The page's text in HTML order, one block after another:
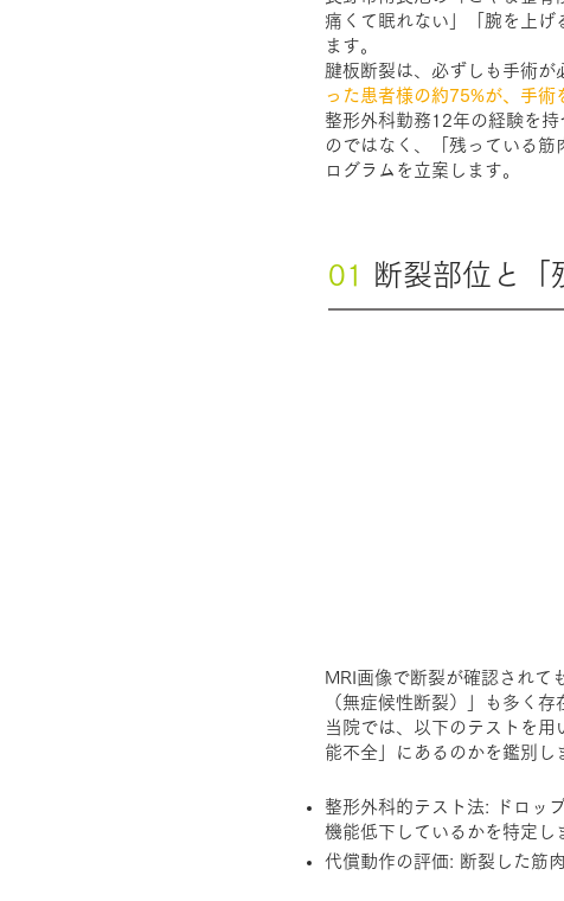
痛くて眠れない」「腕を上
ます。
腱板断裂は、必ずしも手術が
った患者様の約75%が、手術
整形外科勤務12年の経験を
のではなく、「残っている
ログラムを立案します。
01 断裂部位と「
MRI画像で断裂が確認されて
（無症候性断裂）」も多く存
当院では、以下のテストを
能不全」にあるのかを鑑別し
整形外科的テスト法: ドロッ
機能低下しているかを特定し
代償動作の評価: 断裂した筋